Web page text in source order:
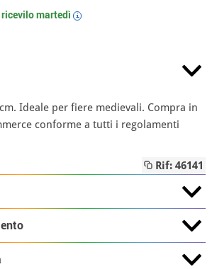
ricevilomartedì i
Ideale per fiere medievali. Compra in
conforme a tutti i regolamenti
Rif: 46141